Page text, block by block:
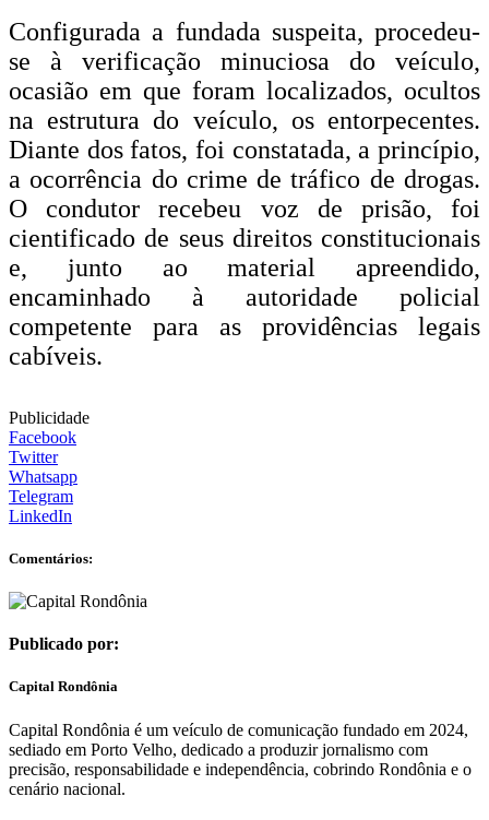
Configurada a fundada suspeita, procedeu-
se à verificação minuciosa do veículo,
ocasião em que foram localizados, ocultos
na estrutura do veículo, os entorpecentes.
Diante dos fatos, foi constatada, a princípio,
a ocorrência do crime de tráfico de drogas.
O condutor recebeu voz de prisão, foi
cientificado de seus direitos constitucionais
e, junto ao material apreendido,
encaminhado à autoridade policial
competente para as providências legais
cabíveis.
Publicidade
Facebook
Twitter
Whatsapp
Telegram
LinkedIn
Comentários:
Publicado por:
Capital Rondônia
Capital Rondônia é um veículo de comunicação fundado em 2024,
sediado em Porto Velho, dedicado a produzir jornalismo com
precisão, responsabilidade e independência, cobrindo Rondônia e o
cenário nacional.